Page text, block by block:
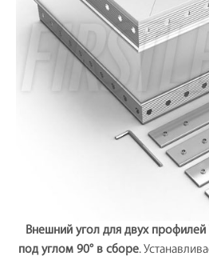
Внешний угол для двух профилей
под углом 90° в сборе.